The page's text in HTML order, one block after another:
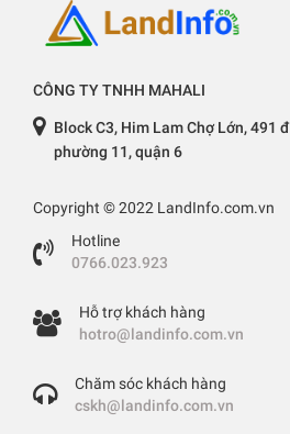
CÔNG TY TNHH MAHALI
Block C3, Him Lam Chợ Lớn, 491
phường 11, quận 6
Copyright © 2022 LandInfo.com.vn
Hotline
0766.023.923
Hỗ trợ khách hàng
hotro@landinfo.com.vn
Chăm sóc khách hàng
cskh@landinfo.com.vn